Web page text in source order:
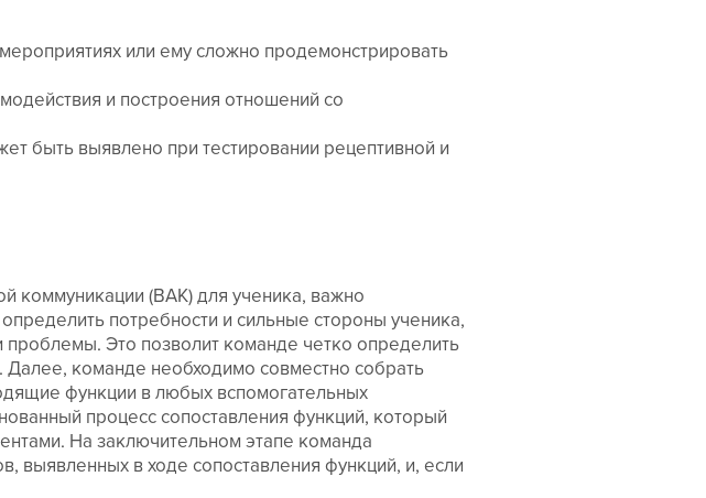
или ему сложно продемонстрировать
и построения отношений со
быть выявлено при тестировании рецептивной и
коммуникации (ВАК) для ученика, важно
потребности и сильные стороны ученика,
Это позволит команде четко определить
команде необходимо совместно собрать
функции в любых вспомогательных
процесс сопоставления функций, который
На заключительном этапе команда
выявленных в ходе сопоставления функций, и, если